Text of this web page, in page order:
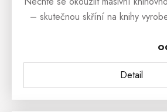
Detail
– skutečnou skříní na knihy
Tato knihovna z